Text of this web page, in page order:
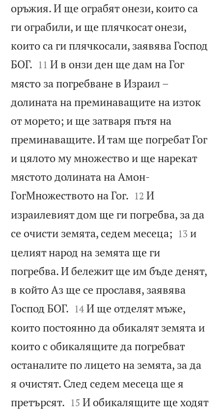
оръжия. И ще ограбят онези, които са
ги ограбили, и ще плячкосат онези,
които са ги плячкосали, заявява Господ
БОГ. 

11 И в онзи ден ще дам на Гог
място за погребване в Израил –
долината на преминаващите на изток
от морето; и ще затваря пътя на
преминаващите. И там ще погребат Гог
и цялото му множество и ще нарекат
мястото долината на Амон-
ГогМножеството на Гог. 

12 И
израилевият дом ще ги погребва, за да
се очисти земята, седем месеца; 

13 и
целият народ на земята ще ги
погребва. И бележит ще им бъде денят,
в който Аз ще се прославя, заявява
Господ БОГ. 

14 И ще отделят мъже,
които постоянно да обикалят земята и
които с обикалящите да погребват
останалите по лицето на земята, за да
я очистят. След седем месеца ще я
претърсят. 

15 И обикалящите ще ходят